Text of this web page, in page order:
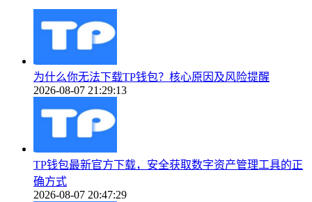
为什么你无法下载TP钱包？核心原因及风险提醒
2026-08-07 21:29:13
TP钱包最新官方下载，安全获取数字资产管理工具的正
确方式
2026-08-07 20:47:29